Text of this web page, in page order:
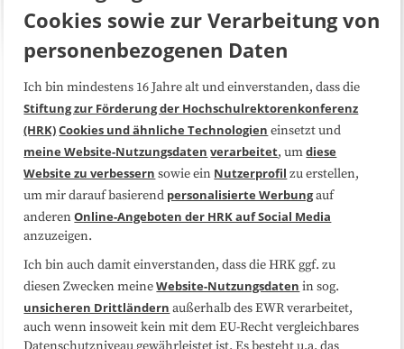
Über uns FAQ
Medienarbeit Kooperationen
Datenschutzerklärung Impressum
Sitemap
Folgen Sie uns
Cookies sowie zur Verarbeitung von
personenbezogenen Daten
Ich bin mindestens 16 Jahre alt und einverstanden, dass die
Stiftung zur Förderung der Hochschulrektorenkonferenz
(HRK)Cookies und ähnliche Technologien einsetzt und
meine Website-Nutzungsdaten verarbeitet, umdiese
Website zu verbessern sowie ein Nutzerprofil zu erstellen,
um mir darauf basierend personalisierte Werbungauf
anderenOnline-Angeboten der HRK auf Social Media
anzuzeigen.
Ich bin auch damit einverstanden, dass die HRK ggf. zu
diesen Zwecken meineWebsite-Nutzungsdaten in sog.
unsicheren Drittländern außerhalb des EWR verarbeitet,
auch wenn insoweit kein mit dem EU-Recht vergleichbares